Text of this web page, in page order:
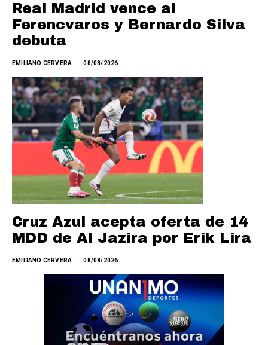
Real Madrid vence al
Ferencvaros y Bernardo Silva
debuta
EMILIANO CERVERA 08/08/2026
Cruz Azul acepta oferta de 14
MDD de Al Jazira por Erik Lira
EMILIANO CERVERA 08/08/2026